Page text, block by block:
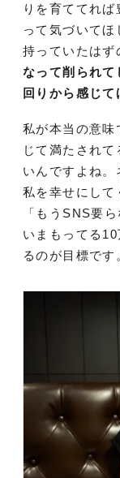
りを育ててれ
って気づいて
持っていたはず
なって削られて
回りから感じて
私が本当の意味
じて満たされ
いんですよね。
私を幸せにして
「もうSNS要
いまもってる
るのが目標です